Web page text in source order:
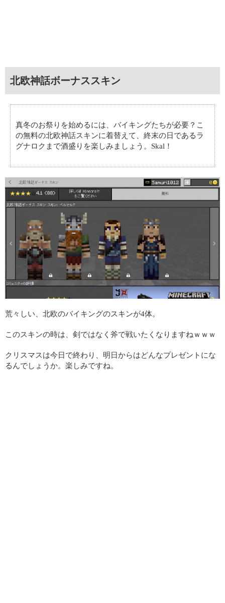
北欧神話ボーナススキン
真冬のお祭りを始めるには、バイキングたちが必要？こ
の無料の北欧神話スキンに着替えて、終末の日であるラ
グナロクまで酒盛りを楽しみましょう。Skal！
荒々しい、北欧のバイキングのスキンが4体。
このスキンの時は、剣ではなく斧で戦いたくなりますねｗｗｗ
クリスマスは今日で終わり、明日からはどんなプレゼントにな
るんでしょうか。楽しみですね。